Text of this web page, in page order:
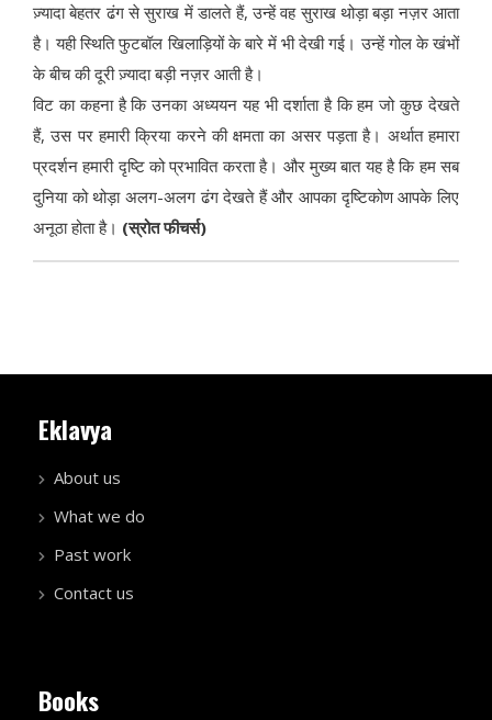
ज़्यादा बेहतर ढंग से सुराख में डालते हैं, उन्हें वह सुराख थोड़ा बड़ा नज़र आता
है। यही स्थिति फुटबॉल खिलाड़ियों के बारे में भी देखी गई। उन्हें गोल के खंभों
के बीच की दूरी ज़्यादा बड़ी नज़र आती है।
विट का कहना है कि उनका अध्ययन यह भी दर्शाता है कि हम जो कुछ देखते
हैं, उस पर हमारी क्रिया करने की क्षमता का असर पड़ता है। अर्थात हमारा
प्रदर्शन हमारी दृष्टि को प्रभावित करता है। और मुख्य बात यह है कि हम सब
दुनिया को थोड़ा अलग-अलग ढंग देखते हैं और आपका दृष्टिकोण आपके लिए
अनूठा होता है। (स्रोत फीचर्स)
Eklavya
About us
What we do
Past work
Contact us
Books